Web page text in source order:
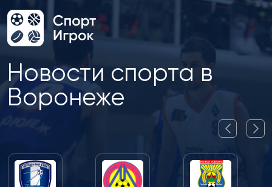
Новости спорта в
Воронеже